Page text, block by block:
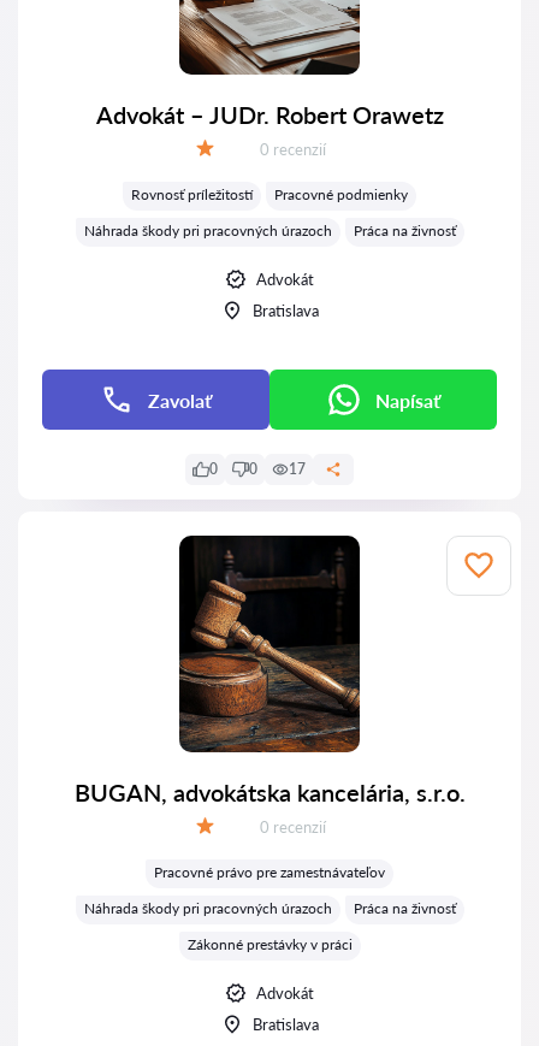
Advokát – JUDr. Robert Orawetz
Recenzií:
0 recenzií
Rovnosť príležitostí
Pracovné podmienky
Náhrada škody pri pracovných úrazoch
Práca na živnosť
Advokát
Bratislava
Zavolať Napísať
0 0 17
BUGAN, advokátska kancelária, s.r.o.
Recenzií:
0 recenzií
Pracovné právo pre zamestnávateľov
Náhrada škody pri pracovných úrazoch
Práca na živnosť
Zákonné prestávky v práci
Advokát
Bratislava